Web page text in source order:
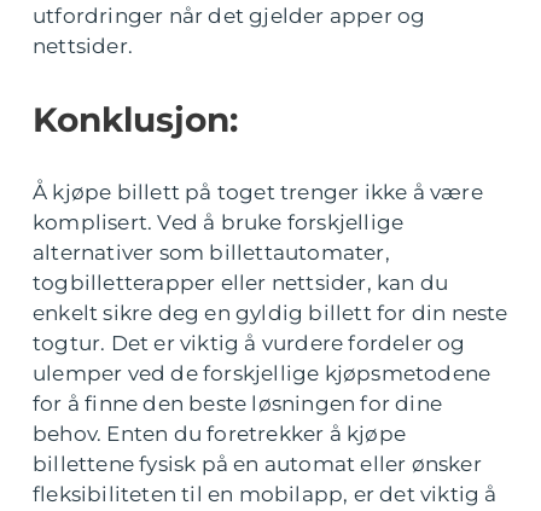
utfordringer når det gjelder apper og
nettsider.
Konklusjon:
Å kjøpe billett på toget trenger ikke å være
komplisert. Ved å bruke forskjellige
alternativer som billettautomater,
togbilletterapper eller nettsider, kan du
enkelt sikre deg en gyldig billett for din neste
togtur. Det er viktig å vurdere fordeler og
ulemper ved de forskjellige kjøpsmetodene
for å finne den beste løsningen for dine
behov. Enten du foretrekker å kjøpe
billettene fysisk på en automat eller ønsker
fleksibiliteten til en mobilapp, er det viktig å